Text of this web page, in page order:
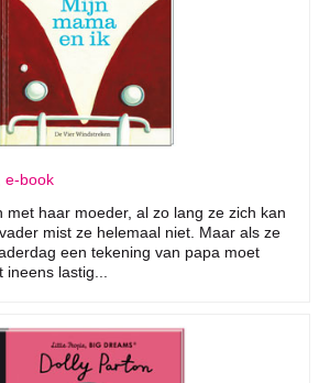
e-book
met haar moeder, al zo lang ze zich kan
mist ze helemaal niet. Maar als ze
een tekening van papa moet
ineens lastig...